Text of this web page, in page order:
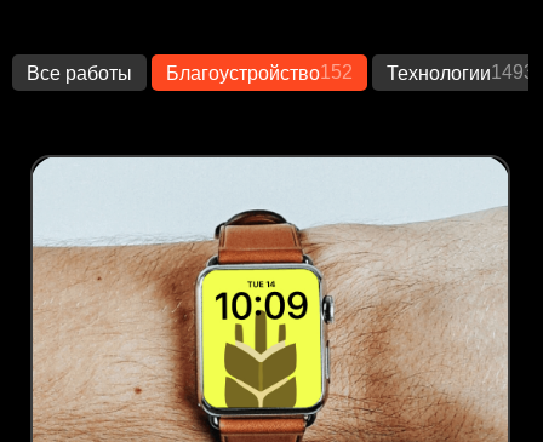
Все работы Благоустройство152 Технологии1493